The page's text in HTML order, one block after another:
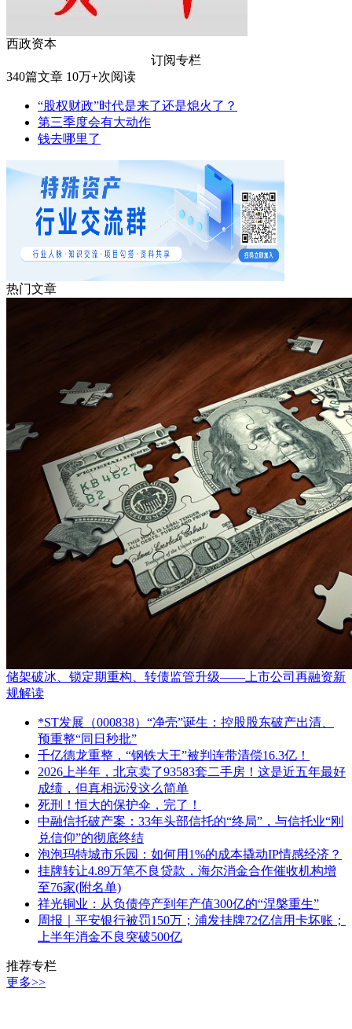
西政资本
订阅专栏
340篇文章 10万+次阅读
“股权财政”时代是来了还是熄火了？
第三季度会有大动作
钱去哪里了
热门文章
储架破冰、锁定期重构、转债监管升级——上市公司再融资新
规解读
*ST发展（000838）“净壳”诞生：控股股东破产出清、
预重整“同日秒批”
千亿德龙重整，“钢铁大王”被判连带清偿16.3亿！
2026上半年，北京卖了93583套二手房！这是近五年最好
成绩，但真相远没这么简单
死刑！恒大的保护伞，完了！
中融信托破产案：33年头部信托的“终局”，与信托业“刚
兑信仰”的彻底终结
泡泡玛特城市乐园：如何用1%的成本撬动IP情感经济？
挂牌转让4.89万笔不良贷款，海尔消金合作催收机构增
至76家(附名单)
祥光铜业：从负债停产到年产值300亿的“涅槃重生”
周报｜平安银行被罚150万；浦发挂牌72亿信用卡坏账；
上半年消金不良突破500亿
推荐专栏
更多>>